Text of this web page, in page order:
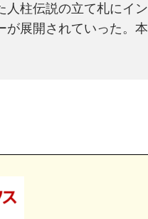
人柱伝説の立て札にイン
が展開されていった。本